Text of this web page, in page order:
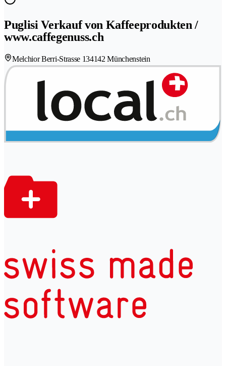
Puglisi Verkauf von Kaffeeprodukten /
www.caffegenuss.ch
Melchior Berri-Strasse 134142 Münchenstein